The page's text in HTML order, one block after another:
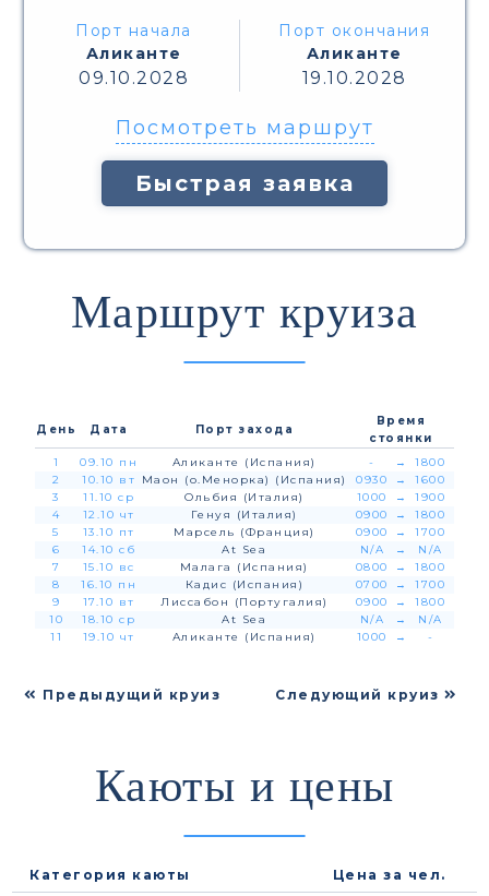
Порт начала
Аликанте
09.10.2028
Порт окончания
Аликанте
19.10.2028
Посмотреть маршрут
Быстрая заявка
Маршрут круиза
День Дата Порт захода
Время
стоянки
1
09.10 пн Аликанте (Испания) - →
1800
2
10.10 вт Маон (о.Менорка) (Испания) 0930 →
1600
3
11.10 ср Ольбия (Италия) 1000 →
1900
4
12.10 чт Генуя (Италия) 0900 →
1800
5
13.10 пт Марсель (Франция) 0900 →
1700
6
14.10 сб At Sea N/A →
N/A
7
15.10 вс Малага (Испания) 0800 →
1800
8
16.10 пн Кадис (Испания) 0700 →
1700
9
17.10 вт Лиссабон (Португалия) 0900 →
1800
10
18.10 ср At Sea N/A →
N/A
11
19.10 чт Аликанте (Испания) 1000 → -
Предыдущий круиз Следующий круиз
Каюты и цены
Категория каюты Цена за чел.